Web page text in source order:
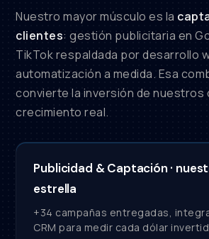
Nuestro mayor músculo es la
clientes: gestión publicitaria en
TikTok respaldada por desarrollo
automatización a medida. Esa
convierte la inversión de nuestros
crecimiento real.
Publicidad & Captación ·
estrella
+34 campañas entregadas,
CRM para medir cada dólar